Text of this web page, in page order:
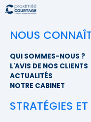
NOUS
QUI SOMMES-NOUS ?
L'AVIS DE NOS CLIENTS
ACTUALITÉS
NOTRE CABINET
STRATÉGIES